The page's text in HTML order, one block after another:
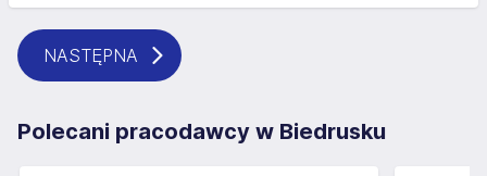
NASTĘPNA
Polecani pracodawcy w Biedrusku